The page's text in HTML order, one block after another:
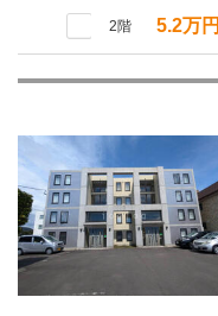
2階 5.2万円